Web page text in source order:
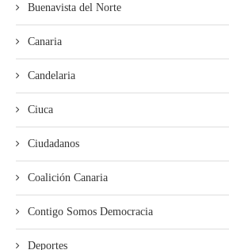
Buenavista del Norte
Canaria
Candelaria
Ciuca
Ciudadanos
Coalición Canaria
Contigo Somos Democracia
Deportes